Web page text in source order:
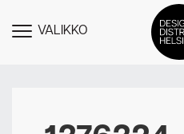
NÄYTÄVALIKKO